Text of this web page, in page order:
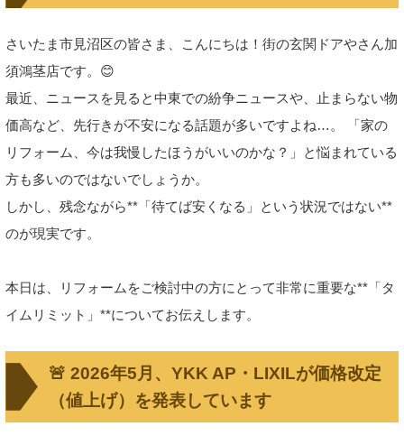
さいたま市見沼区の皆さま、こんにちは！街の玄関ドアやさん加
須鴻茎店です。😊
最近、ニュースを見ると中東での紛争ニュースや、止まらない物
価高など、先行きが不安になる話題が多いですよね…。 「家の
リフォーム、今は我慢したほうがいいのかな？」と悩まれている
方も多いのではないでしょうか。
しかし、残念ながら**「待てば安くなる」という状況ではない**
のが現実です。
本日は、リフォームをご検討中の方にとって非常に重要な**「タ
イムリミット」**についてお伝えします。
🚨 2026年5月、YKK AP・LIXILが価格改定
（値上げ）を発表しています